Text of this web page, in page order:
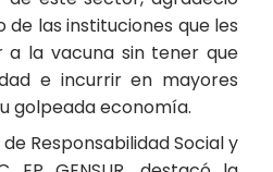
las instituciones que les
a la vacuna sin tener que
e incurrir en mayores
golpeada economía.
Responsabilidad Social y